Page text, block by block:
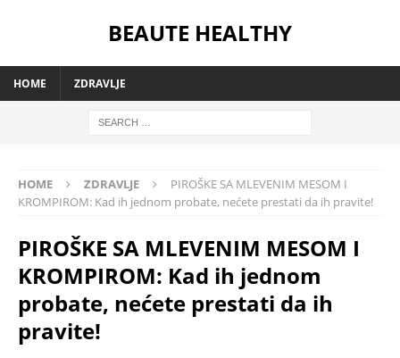
BEAUTE HEALTHY
HOME ZDRAVLJE
HOME ZDRAVLJE
PIROŠKE SA MLEVENIM MESOM I
KROMPIROM: Kad ih jednom probate, nećete prestati da ih pravite!
PIROŠKE SA MLEVENIM MESOM I
KROMPIROM: Kad ih jednom
probate, nećete prestati da ih
pravite!